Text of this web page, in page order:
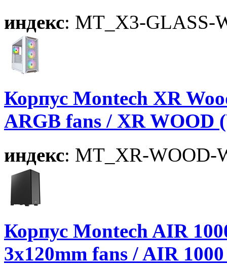
индекс: MT_X3-GLASS-
Корпус Montech XR
ARGB fans / XR WOOD
индекс: MT_XR-WOOD-
Корпус Montech AIR
3x120mm fans / AIR